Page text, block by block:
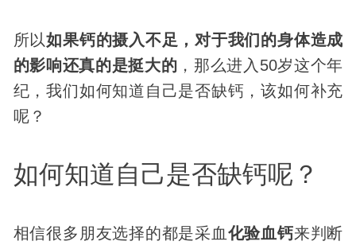
所以如果钙的摄入不足，对于我们的身体造成
的影响还真的是挺大的 ，那么进入50岁这个年
纪，我们如何知道自己是否缺钙，该如何补充
呢？
如何知道自己是否缺钙呢？
相信很多朋友选择的都是采血化验血钙来判断